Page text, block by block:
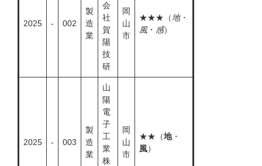
2025 - 002
製
造
業
会
社
賀
陽
技
研
岡
山
市
★★★（地・
風 ・ 感）
2025 - 003
製
造
業
山
陽
電
子
工
業
株
岡
山
市
★★（地・
風）